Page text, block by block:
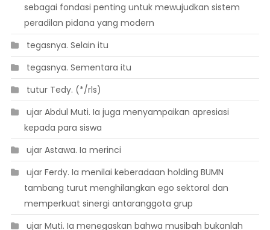
sebagai fondasi penting untuk mewujudkan sistem
peradilan pidana yang modern
 tegasnya. Selain itu
 tegasnya. Sementara itu
 tutur Tedy. (*/rls)
 ujar Abdul Muti. Ia juga menyampaikan apresiasi
kepada para siswa
 ujar Astawa. Ia merinci
 ujar Ferdy. Ia menilai keberadaan holding BUMN
tambang turut menghilangkan ego sektoral dan
memperkuat sinergi antaranggota grup
 ujar Muti. Ia menegaskan bahwa musibah bukanlah